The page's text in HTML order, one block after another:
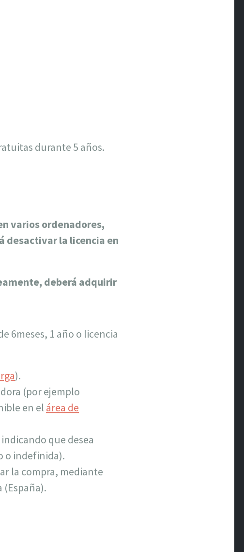
durante 5 años.
varios ordenadores,
desactivar la licencia en
deberá adquirir
6meses, 1 año o licencia
).
(por ejemplo
en el área de
indicando que desea
o indefinida).
la compra, mediante
(España).